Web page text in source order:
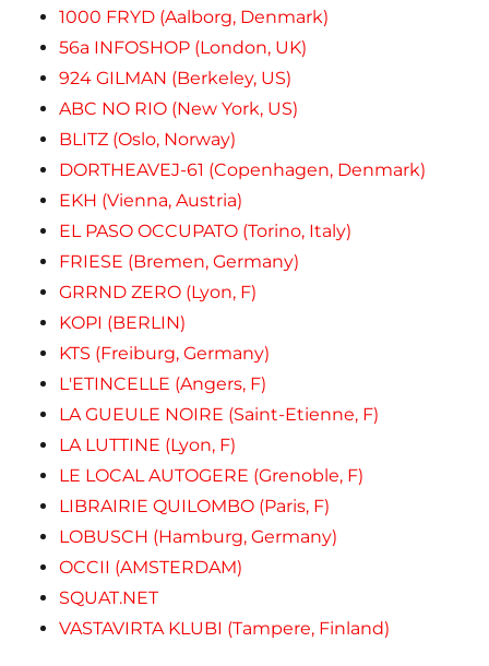
1000 FRYD (Aalborg, Denmark)
56a INFOSHOP (London, UK)
924 GILMAN (Berkeley, US)
ABC NO RIO (New York, US)
BLITZ (Oslo, Norway)
DORTHEAVEJ-61 (Copenhagen, Denmark)
EKH (Vienna, Austria)
EL PASO OCCUPATO (Torino, Italy)
FRIESE (Bremen, Germany)
GRRND ZERO (Lyon, F)
KOPI (BERLIN)
KTS (Freiburg, Germany)
L'ETINCELLE (Angers, F)
LA GUEULE NOIRE (Saint-Etienne, F)
LA LUTTINE (Lyon, F)
LE LOCAL AUTOGERE (Grenoble, F)
LIBRAIRIE QUILOMBO (Paris, F)
LOBUSCH (Hamburg, Germany)
OCCII (AMSTERDAM)
SQUAT.NET
VASTAVIRTA KLUBI (Tampere, Finland)